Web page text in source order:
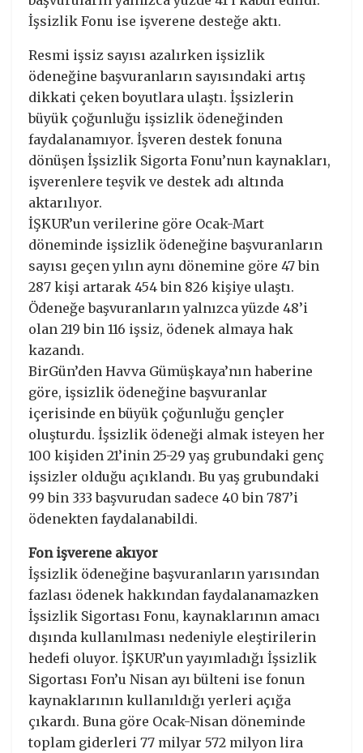
İşsizlik Fonu ise işverene desteğe aktı.
Resmi işsiz sayısı azalırken işsizlik
ödeneğine başvuranların sayısındaki artış
dikkati çeken boyutlara ulaştı. İşsizlerin
büyük çoğunluğu işsizlik ödeneğinden
faydalanamıyor. İşveren destek fonuna
dönüşen İşsizlik Sigorta Fonu’nun kaynakları,
işverenlere teşvik ve destek adı altında
aktarılıyor.
İŞKUR’un verilerine göre Ocak-Mart
döneminde işsizlik ödeneğine başvuranların
sayısı geçen yılın aynı dönemine göre 47 bin
287 kişi artarak 454 bin 826 kişiye ulaştı.
Ödeneğe başvuranların yalnızca yüzde 48’i
olan 219 bin 116 işsiz, ödenek almaya hak
kazandı.
BirGün’den Havva Gümüşkaya’nın haberine
göre, işsizlik ödeneğine başvuranlar
içerisinde en büyük çoğunluğu gençler
oluşturdu. İşsizlik ödeneği almak isteyen her
100 kişiden 21’inin 25-29 yaş grubundaki genç
işsizler olduğu açıklandı. Bu yaş grubundaki
99 bin 333 başvurudan sadece 40 bin 787’i
ödenekten faydalanabildi.
Fon işverene akıyor
İşsizlik ödeneğine başvuranların yarısından
fazlası ödenek hakkından faydalanamazken
İşsizlik Sigortası Fonu, kaynaklarının amacı
dışında kullanılması nedeniyle eleştirilerin
hedefi oluyor. İŞKUR’un yayımladığı İşsizlik
Sigortası Fon’u Nisan ayı bülteni ise fonun
kaynaklarının kullanıldığı yerleri açığa
çıkardı. Buna göre Ocak-Nisan döneminde
toplam giderleri 77 milyar 572 milyon lira